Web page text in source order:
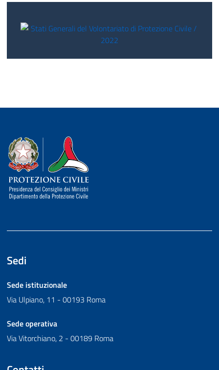
Dipartimento della Protezione Civile
Sedi
Sede istituzionale
Via Ulpiano, 11 - 00193 Roma
Sede operativa
Via Vitorchiano, 2 - 00189 Roma